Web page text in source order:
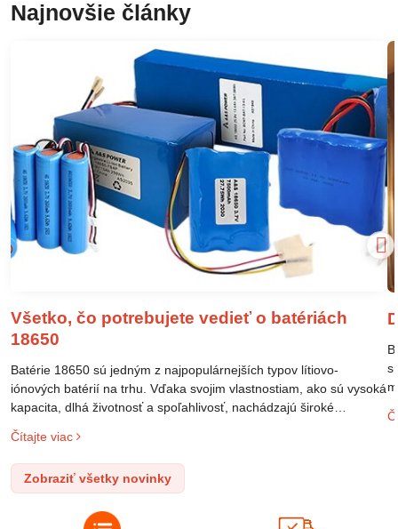
Najnovšie články
Všetko, čo potrebujete vedieť o batériách
18650
Batérie 18650 sú jedným z najpopulárnejších typov lítiovo-
iónových batérií na trhu. Vďaka svojim vlastnostiam, ako sú vysoká
kapacita, dlhá životnosť a spoľahlivosť, nachádzajú široké
po elektrické vozidlá. Pochopenie ich delenia, označovania a
správneho používania je kľúčom k ich efektívnemu a bezpečnému
využitiu.
Čítajte viac
Zobraziť všetky novinky